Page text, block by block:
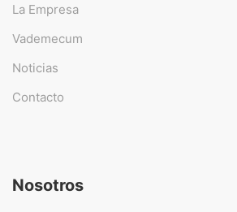
La Empresa
Vademecum
Noticias
Contacto
Nosotros